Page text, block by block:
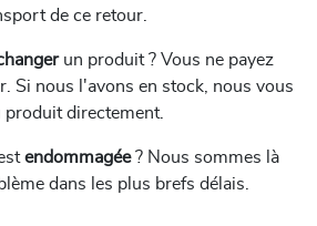
de ce retour.
un produit ? Vous ne payez
Si nous l'avons en stock, nous vous
produit directement.
endommagée? Nous sommes là
dans les plus brefs délais.